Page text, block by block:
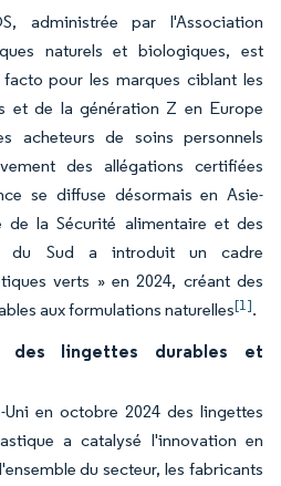
administrée par l'Association
naturels et biologiques, est
pour les marques ciblant les
et de la génération Z en Europe
acheteurs de soins personnels
des allégations certifiées
se diffuse désormais en Asie-
la Sécurité alimentaire et des
du Sud a introduit un cadre
verts » en 2024, créant des
aux formulations naturelles[1].
des lingettes durables et
en octobre 2024 des lingettes
a catalysé l'innovation en
du secteur, les fabricants